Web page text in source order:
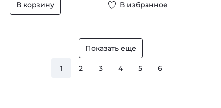
В корзину В избранное
Показать еще
1 2 3 4 5 6